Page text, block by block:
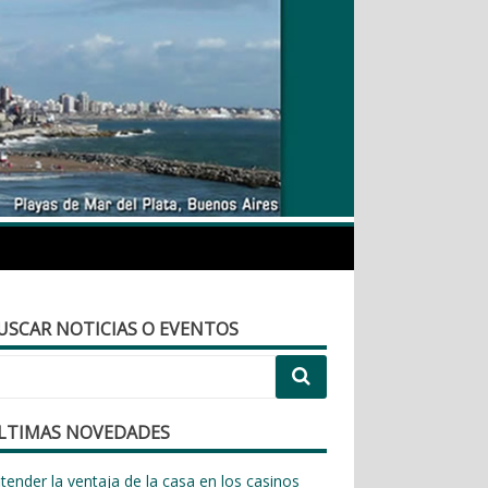
NOTICIAS O EVENTOS
NOVEDADES
la ventaja de la casa en los casinos